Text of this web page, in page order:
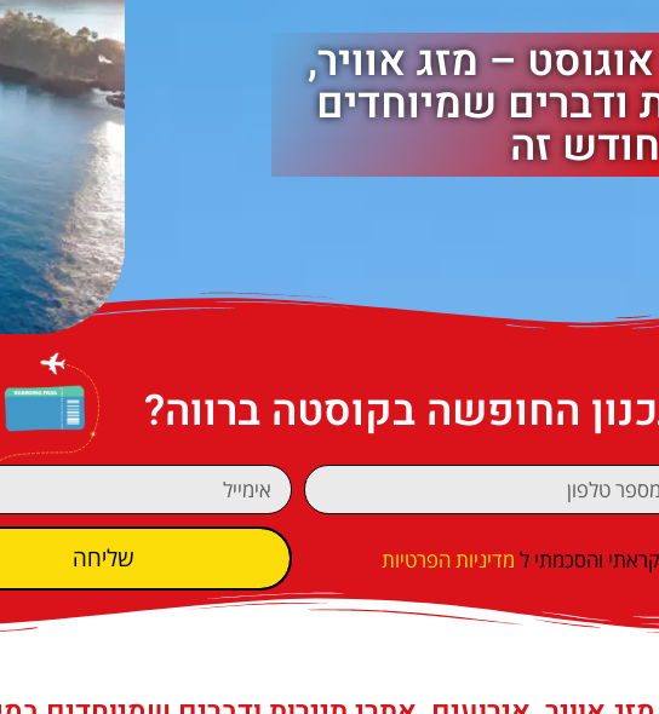
– מזג אוויר,
ודברים שמיוחדים
זה
החופשה בקוסטה ברווה?
קראתי והסכמתי ל מדיניות הפרטיות שליחה